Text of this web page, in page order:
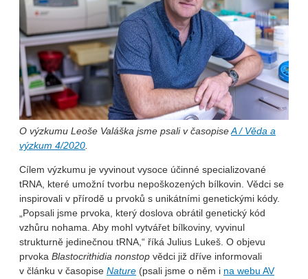
O výzkumu Leoše Valáška jsme psali v časopiseA / Věda a
výzkum 4/2020
Cílem výzkumu je vyvinout vysoce účinné specializované
tRNA, které umožní tvorbu nepoškozených bílkovin. Vědci se
inspirovali v přírodě u prvoků s unikátními genetickými kódy.
„Popsali jsme prvoka, který doslova obrátil genetický kód
vzhůru nohama. Aby mohl vytvářet bílkoviny, vyvinul
strukturně jedinečnou tRNA,“ říká Julius Lukeš. O objevu
prvoka Blastocrithidia nonstop vědci již dříve informovali
v článku v časopise Nature (psali jsme o něm i na webu AV